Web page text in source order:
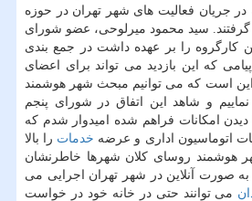
در جریان فعالیت های شهر تهران در حوزه
سید محمود میرلوحی، عضو شورای
كارگروه را بر عهده داشت در جمع بندی
كه این بازدید می تواند برای اعضای
این است كه می توانیم مبحث شهر هوشمند
و شاهد این اتفاق در شورای پنجم
امكانات فراهم شده امیدوار شدم كه
اتوماسیون اداری و عرضه خدمات را بالا
هوشمند روسای كلان شهرها خاطرنشان
صورت آنلاین در شهر تهران اجرایی می
می توانند حتی در خانه خود در خواست